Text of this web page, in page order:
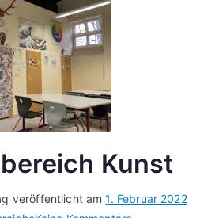
Kunst
veröffentlicht am1. Februar 2022